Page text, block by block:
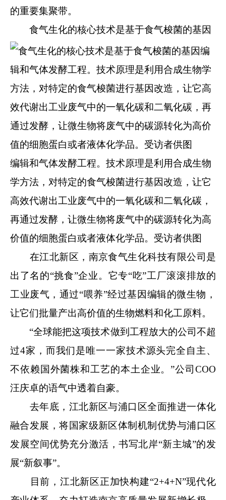
的重要集聚带。
食气生化的核心技术是基于食气梭菌的基因
编辑和气体发酵工程。技术原理是利用合成生物
学方法，对特定的食气梭菌进行基因改造，让它
高效代谢出工业废气中的一氧化碳和二氧化碳，
再通过发酵，让微生物将废气中的碳源转化为高
价值的细胞蛋白或者液体化学品。受访者供图
在江北新区，南京食气生化科技有限公司是
出了名的“挑食”企业。它专“吃”工厂滚滚排放的
工业废气，通过“喂养”经过基因编辑的微生物，
让它们批量产出高价值的生物燃料和化工原料。
“全球能把这项技术做到工程放大的公司不超
过4家，而我们是唯一一家技术源头完全自主、
不依赖国外菌株和工艺的本土企业。”公司COO
汪庆卓的语气中透着自豪。
去年底，江北新区与浦口区全面推进一体化
融合发展，将国家级新区体制机制优势与浦口区
发展空间优势充分激活，书写北岸“新主城”的发
展“新叙事”。
目前，江北新区正加快构建“2+4+N”现代化